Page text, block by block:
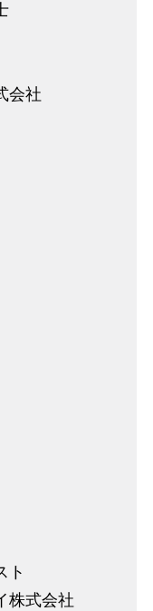
会社
ト
株式会社